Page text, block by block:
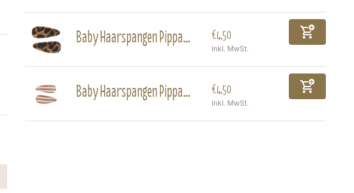
Baby Haarspangen Pippa... €4,50
Inkl. MwSt.
Baby Haarspangen Pippa... €4,50
Inkl. MwSt.